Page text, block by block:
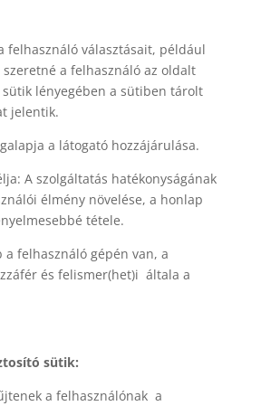
felhasználó választásait, például
a felhasználó az oldalt
sütik lényegében a sütiben tárolt
jelentik.
a látogató hozzájárulása.
A szolgáltatás hatékonyságának
élmény növelése, a honlap
tétele.
a felhasználó gépén van, a
és felismer(het)i általa a
sütik:
a felhasználónak a